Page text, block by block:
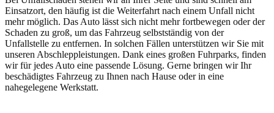
Einsatzort, den häufig ist die Weiterfahrt nach einem Unfall nicht
mehr möglich. Das Auto lässt sich nicht mehr fortbewegen oder der
Schaden zu groß, um das Fahrzeug selbstständig von der
Unfallstelle zu entfernen. In solchen Fällen unterstützen wir Sie mit
unseren Abschleppleistungen. Dank eines großen Fuhrparks, finden
wir für jedes Auto eine passende Lösung. Gerne bringen wir Ihr
beschädigtes Fahrzeug zu Ihnen nach Hause oder in eine
nahegelegene Werkstatt.